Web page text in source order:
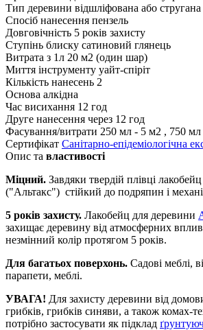
Тип деревини відшліфована або стругана
Спосіб нанесення пензель
Довговічність 5 років захисту
Ступінь блиску сатиновий глянець
Витрата з 1л 20 м2 (один шар)
Миття інструменту уайт-спіріт
Кількість нанесень 2
Основа алкідна
Час висихання 12 год
Друге нанесення через 12 год
Фасування/витрати 250 мл - 5 м2 , 750
Сертифікат Санітарно-епідеміологічна
Опис та властивості
Міцний. Завдяки твердій плівці лакобейц
("Альтакс") стійкий до подряпин і
5 років захисту. Лакобейц для деревини
захищає деревину від атмосферних
незмінний колір протягом 5 років.
Для багатьох поверхонь. Садові меблі,
парапети, меблі.
УВАГА! Для захисту деревини від
грибків, грибків синяви, а також комах-
потрібно застосувати як підклад